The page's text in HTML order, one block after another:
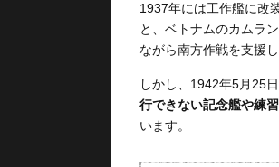
1937年には工作艦に改
と、ベトナムのカムラ
ながら南方作戦を支援し
しかし、1942年5月25
行できない記念艦や練
います。